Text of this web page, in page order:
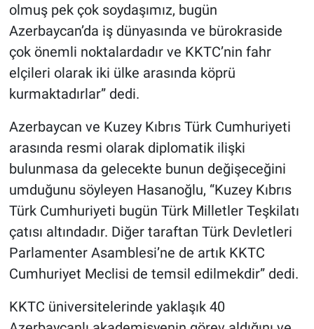
olmuş pek çok soydaşımız, bugün
Azerbaycan’da iş dünyasında ve bürokraside
çok önemli noktalardadır ve KKTC’nin fahr
elçileri olarak iki ülke arasında köprü
kurmaktadırlar” dedi.
Azerbaycan ve Kuzey Kıbrıs Türk Cumhuriyeti
arasında resmi olarak diplomatik ilişki
bulunmasa da gelecekte bunun değişeceğini
umduğunu söyleyen Hasanoğlu, “Kuzey Kıbrıs
Türk Cumhuriyeti bugün Türk Milletler Teşkilatı
çatısı altındadır. Diğer taraftan Türk Devletleri
Parlamenter Asamblesi’ne de artık KKTC
Cumhuriyet Meclisi de temsil edilmekdir” dedi.
KKTC üniversitelerinde yaklaşık 40